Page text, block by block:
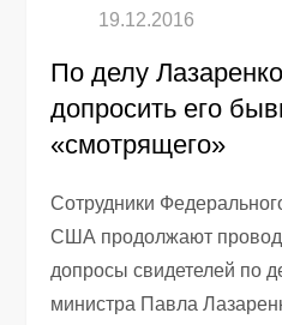
По делу
допросить его
«смотрящего»
Сотрудники
США продолжают
допросы свидетелей по
министра Павла